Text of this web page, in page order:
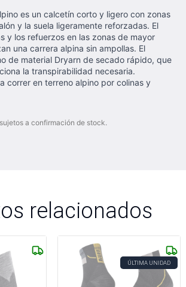
es un calcetín corto y ligero con zonas
y la suela ligeramente reforzadas. El
y los refuerzos en las zonas de mayor
una carrera alpina sin ampollas. El
de material Dryarn de secado rápido, que
la transpirabilidad necesaria.
correr en terreno alpino por colinas y
a confirmación de stock.
relacionados
ÚLTIMA UNIDAD